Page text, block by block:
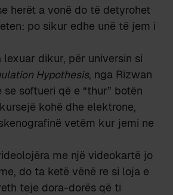
herët a vonë do të detyrohet
po sikur edhe unë të jem i
dikur, për universin si
Hypothesis, nga Rizwan
softueri që e “thur” botën
kohë dhe elektrone,
vetëm kur jemi ne
me një videokartë jo
do ta ketë vënë re si loja e
teje dora-dorës që ti